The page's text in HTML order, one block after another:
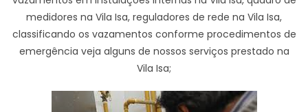
medidores na Vila Isa, reguladores de rede na Vila Isa,
classificando os vazamentos conforme procedimentos de
emergência veja alguns de nossos serviços prestado na
Vila Isa;